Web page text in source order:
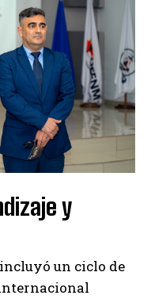
y
un ciclo de